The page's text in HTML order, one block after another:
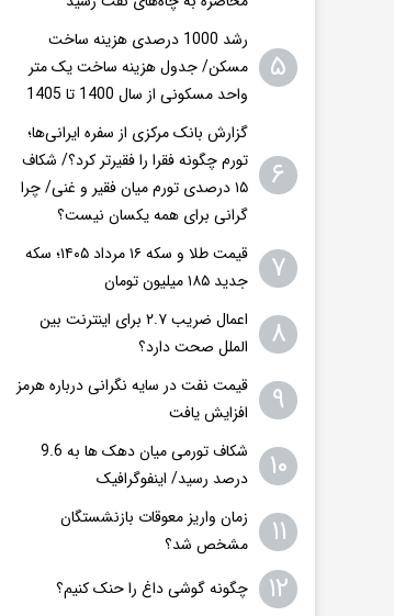
۵
رشد 1000 درصدی هزینه ساخت
مسکن/ جدول هزینه ساخت یک متر
واحد مسکونی از سال 1400 تا 1405
۶
گزارش بانک مرکزی از سفره ایرانی‌ها؛
تورم چگونه فقرا را فقیرتر کرد؟/ شکاف
۱۵ درصدی تورم میان فقیر و غنی/ چرا
گرانی برای همه یکسان نیست؟
۷
قیمت طلا و سکه ۱۶ مرداد ۱۴۰۵؛ سکه
جدید ١٨۵ میلیون تومان
۸
اعمال ضریب ۲.۷ برای اینترنت بین
الملل صحت دارد؟
۹
قیمت نفت در سایه نگرانی درباره هرمز
افزایش یافت
۱۰
شکاف تورمی میان دهک ها به 9.6
درصد رسید/ اینفوگرافیک
۱۱
زمان واریز معوقات بازنشستگان
مشخص شد؟
۱۲ چگونه گوشی داغ را حنک کنیم؟